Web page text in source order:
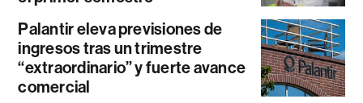
Palantir eleva previsiones de
ingresos tras un trimestre
“extraordinario” y fuerte avance
comercial